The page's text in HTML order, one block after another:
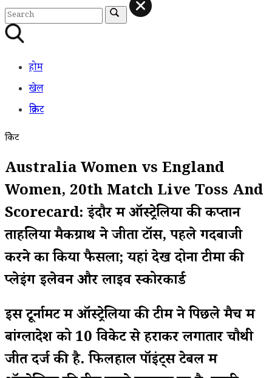
होम
खेल
क्रिकेट
क्रिकेट
Australia Women vs England
Women, 20th Match Live Toss And
Scorecard: इंदौर में ऑस्ट्रेलिया की कप्तान
ताहलिया मैकग्राथ ने जीता टॉस, पहले गेंदबाजी
करने का किया फैसला; यहां देखें दोनों टीमों की
प्लेइंग इलेवन और लाइव स्कोरकार्ड
इस टूर्नामेंट में ऑस्ट्रेलिया की टीम ने पिछले मैच में
बांग्लादेश को 10 विकेट से हराकर लगातार चौथी
जीत दर्ज की है. फिलहाल पॉइंट्स टेबल में